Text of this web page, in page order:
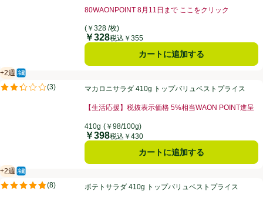
80WAONPOINT 8月11日まで ここをクリック
(￥328 /枚)
価格
￥328税込￥355
カートに追加する
マカロニサラダ 410g トップバリュベストプライス
+2週
賞味・消費期限保証：2週間
冷蔵食品
(3)
評価は3件のレビューで5点中2.3点。マカロニサラダ 410g トップバリュベストプライス
【生活応援】税抜表示価格 5%相当WAON POINT進呈
410g (￥98/100g)
価格
￥398税込￥430
カートに追加する
ポテトサラダ 410g トップバリュベストプライス
+2週
賞味・消費期限保証：2週間
冷蔵食品
(8)
評価は8件のレビューで5点中4.8点。ポテトサラダ 410g トップバリュベストプライス